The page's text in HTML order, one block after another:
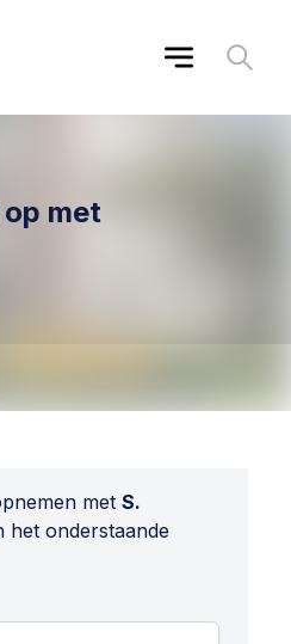
met
met S.
het onderstaande